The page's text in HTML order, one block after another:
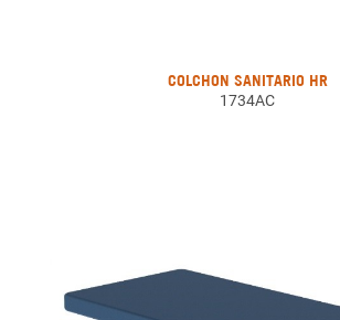
COLCHON SANITARIO HR
1734AC